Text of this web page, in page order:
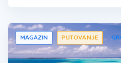
MAGAZIN PUTOVANJE